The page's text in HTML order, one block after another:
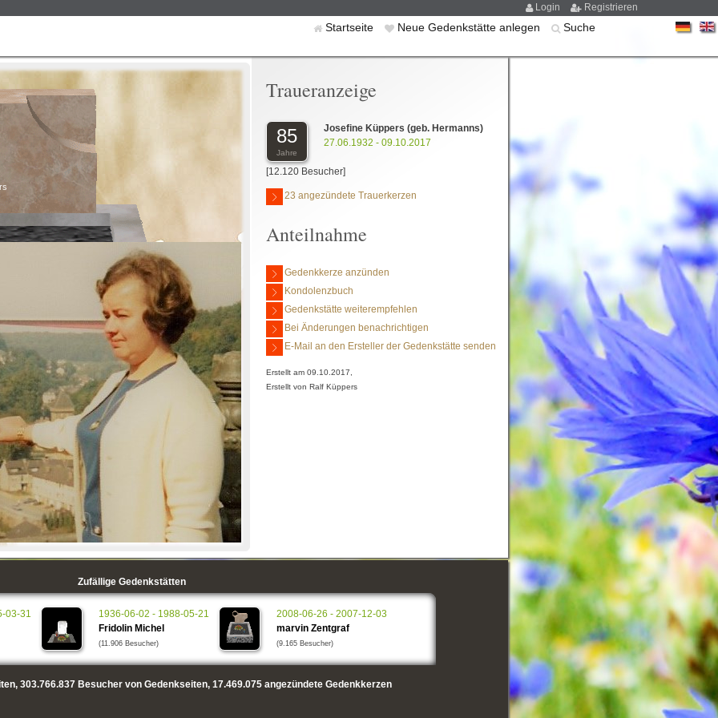
Login Registrieren
Startseite Neue Gedenkstätte anlegen Suche
Traueranzeige
85
Jahre
Josefine Küppers (geb. Hermanns)
27.06.1932 - 09.10.2017
[12.120 Besucher]
23 angezündete Trauerkerzen
Anteilnahme
Gedenkkerze anzünden
Kondolenzbuch
Gedenkstätte weiterempfehlen
Bei Änderungen benachrichtigen
E-Mail an den Ersteller der Gedenkstätte senden
Erstellt am 09.10.2017,
Erstellt von Ralf Küppers
Zufällige Gedenkstätten
03-31
1936-06-02 - 1988-05-21
Fridolin Michel
(11.906 Besucher)
2008-06-26 - 2007-12-03
marvin Zentgraf
(9.165 Besucher)
303.766.837Besucher von Gedenkseiten, 17.469.075angezündete Gedenkkerzen